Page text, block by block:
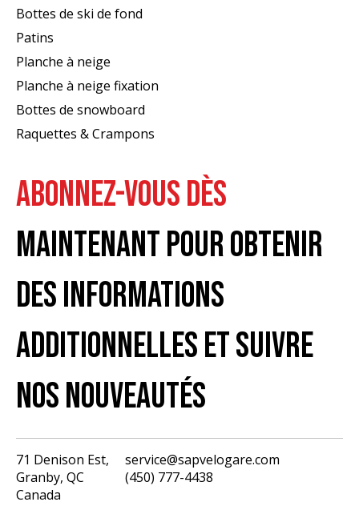
Bottes de ski de fond
Patins
Planche à neige
Planche à neige fixation
Bottes de snowboard
Raquettes & Crampons
ABONNEZ-VOUS DÈS
MAINTENANT POUR OBTENIR
DES INFORMATIONS
ADDITIONNELLES ET SUIVRE
NOS NOUVEAUTÉS
71 Denison Est,
Granby, QC
Canada
service@sapvelogare.com
(450) 777-4438
English